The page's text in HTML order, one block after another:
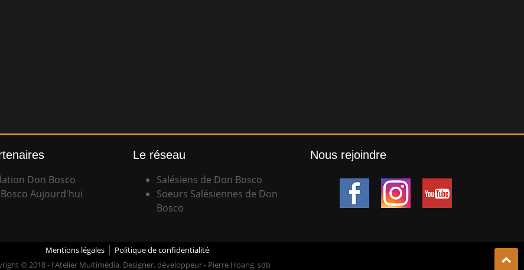
Don Bosco
Aujourd'hui
Le réseau
Salésiens de Don Bosco
Soeurs Salésiennes de Don
Bosco
Nous rejoindre
Mentions légales | Politique de confidentialité
© 2018 - l'Atelier Multimédia. Designer, développeur - Pierre Hoang, sdb